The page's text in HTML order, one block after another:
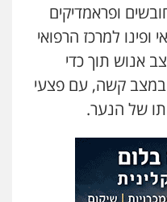
– לוי
חמורה מעצרים
חן ברוך
מעצרים וחקירות
ופראמדיקים
ופינו למרכז הרפואי
אנוש תוך כדי
פעולות החייאה וגבר בן 30 במצב קשה, עם פצעי
של הנער.